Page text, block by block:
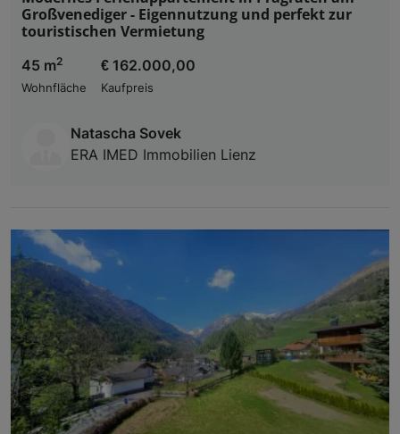
Großvenediger - Eigennutzung und perfekt zur
touristischen Vermietung
45 m2
Wohnfläche
€ 162.000,00
Kaufpreis
Natascha Sovek
ERA IMED Immobilien Lienz